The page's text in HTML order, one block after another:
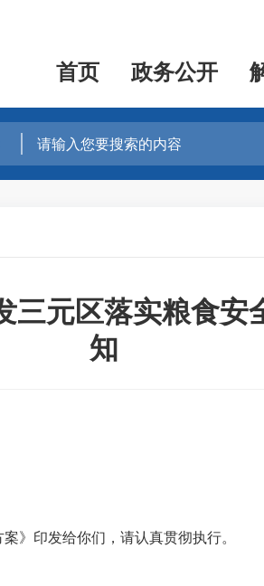
首页 政务公开
三元区落实粮食安
知
》印发给你们，请认真贯彻执行。